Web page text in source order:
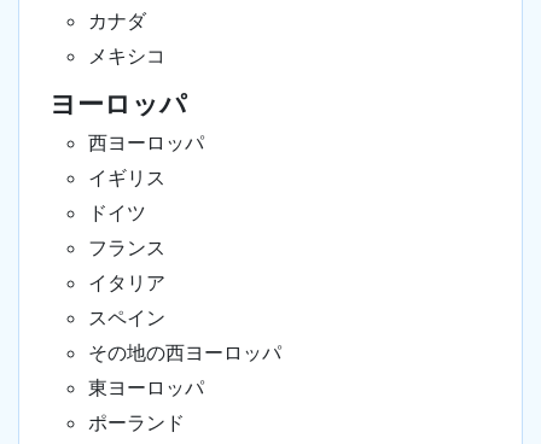
カナダ
メキシコ
ヨーロッパ
西ヨーロッパ
イギリス
ドイツ
フランス
イタリア
スペイン
その地の西ヨーロッパ
東ヨーロッパ
ポーランド